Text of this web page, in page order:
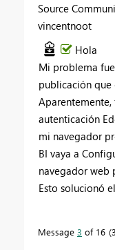
Source
vincentnoot
Hola
Mi problema
publicación que
autenticación
mi navegador
BI vaya a
navegador web
Esto solucionó
Message 3 of 16